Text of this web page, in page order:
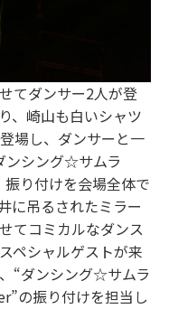
てダンサー2人が登
、崎山も白いシャツ
場し、ダンサーと一
ンシング☆サムラ
り付けを会場全体で
に吊るされたミラー
てコミカルなダンス
ペシャルゲストが来
“ダンシング☆サムラ
の振り付けを担当し